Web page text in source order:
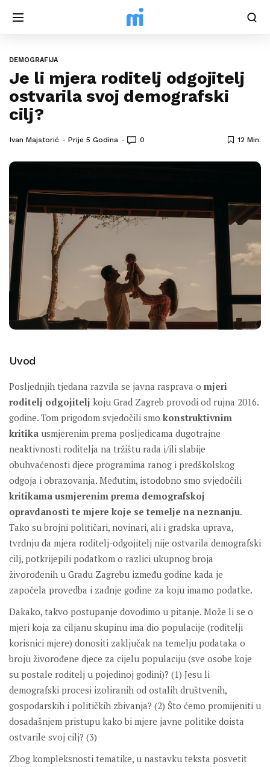
DEMOGRAFIJA
Je li mjera roditelj odgojitelj
ostvarila svoj demografski
cilj?
Ivan Majstorić Prije 5 Godina 0 12 Min.
Uvod
Posljednjih tjedana razvila se javna rasprava o mjeri
roditelj odgojitelj koju Grad Zagreb provodi od rujna 2016.
godine. Tom prigodom svjedočili smo konstruktivnim
kritika usmjerenim prema posljedicama dugotrajne
neaktivnosti roditelja na tržištu rada i/ili slabije
obuhvaćenosti djece programima ranog i predškolskog
odgoja i obrazovanja. Međutim, istodobno smo svjedočili
kritikama usmjerenim prema demografskoj
opravdanosti te mjere koje se temelje na neznanju.
Tako su brojni političari, novinari, ali i gradska uprava,
tvrdnju da mjera roditelj-odgojitelj nije ostvarila demografski
cilj, potkrijepili podatkom o razlici ukupnog broja
živorođenih u Gradu Zagrebu između godine kada je
započela provedba i zadnje godine za koju imamo podatke.
Dakako, takvo postupanje dovodimo u pitanje. Može li se o
mjeri koja za ciljanu skupinu ima dio populacije (roditelji
korisnici mjere) donositi zaključak na temelju podataka o
broju živorođene djece za cijelu populaciju (sve osobe koje
su postale roditelj u pojedinoj godini)? (1) Jesu li
demografski procesi izoliranih od ostalih društvenih,
gospodarskih i političkih zbivanja? (2) Što ćemo promijeniti u
dosadašnjem pristupu kako bi mjere javne politike doista
ostvarile svoj cilj? (3)
Zbog kompleksnosti tematike, u nastavku teksta posvetit